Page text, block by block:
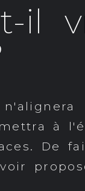
il
à
De